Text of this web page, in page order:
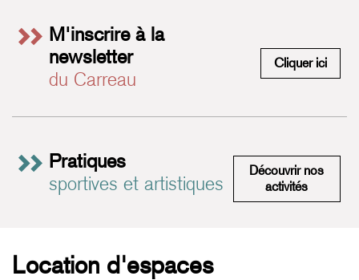
M'inscrire à la
newsletter
du Carreau
Cliquer ici
Pratiques
sportives et artistiques
Découvrir nos
activités
Location d'espaces